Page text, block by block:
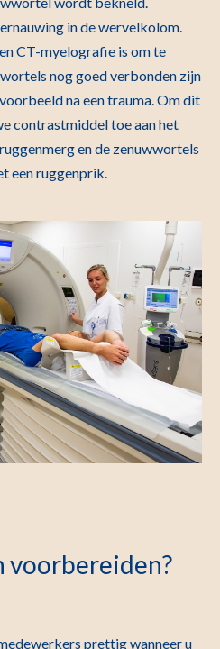
in de wervelkolom.
CT-myelografie is om te
nog goed verbonden zijn
na een trauma. Om dit
contrastmiddel toe aan het
en de zenuwwortels
een ruggenprik.
voorbereiden?
prettig wanneer u